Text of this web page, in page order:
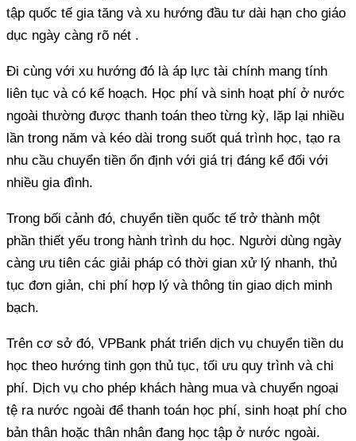
tập quốc tế gia tăng và xu hướng đầu tư dài hạn cho giáo
dục ngày càng rõ nét .
Đi cùng với xu hướng đó là áp lực tài chính mang tính
liên tục và có kế hoạch. Học phí và sinh hoạt phí ở nước
ngoài thường được thanh toán theo từng kỳ, lặp lại nhiều
lần trong năm và kéo dài trong suốt quá trình học, tạo ra
nhu cầu chuyển tiền ổn định với giá trị đáng kể đối với
nhiều gia đình.
Trong bối cảnh đó, chuyển tiền quốc tế trở thành một
phần thiết yếu trong hành trình du học. Người dùng ngày
càng ưu tiên các giải pháp có thời gian xử lý nhanh, thủ
tục đơn giản, chi phí hợp lý và thông tin giao dịch minh
bạch.
Trên cơ sở đó, VPBank phát triển dịch vụ chuyển tiền du
học theo hướng tinh gọn thủ tục, tối ưu quy trình và chi
phí. Dịch vụ cho phép khách hàng mua và chuyển ngoại
tệ ra nước ngoài để thanh toán học phí, sinh hoạt phí cho
bản thân hoặc thân nhân đang học tập ở nước ngoài.